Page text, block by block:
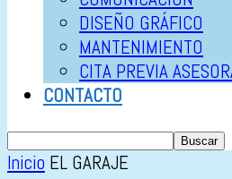
DISEÑO GRÁFICO
MANTENIMIENTO
CITA PREVIA
CONTACTO
Inicio EL GARAJE